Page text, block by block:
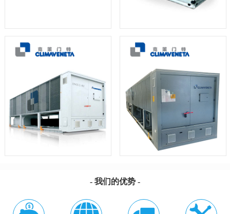
- 我们的优势 -